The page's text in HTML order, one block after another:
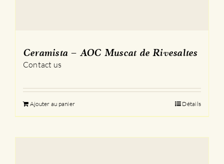
Ceramista – AOC Muscat de Rivesaltes
Contact us
Ajouter au panier Détails